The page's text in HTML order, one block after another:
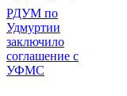
РДУМ по
Удмуртии
заключило
соглашение с
УФМС